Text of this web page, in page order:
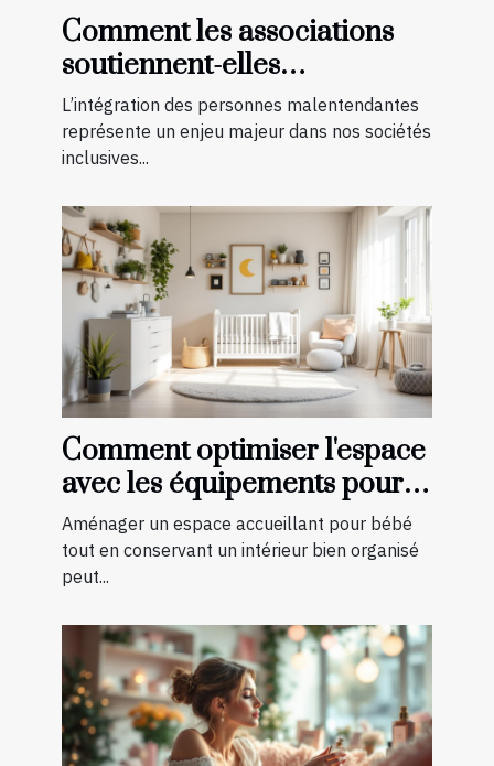
Comment les associations
soutiennent-elles
l'intégration des
malentendants ?
L’intégration des personnes malentendantes
représente un enjeu majeur dans nos sociétés
inclusives...
Comment optimiser l'espace
avec les équipements pour
bébé?
Aménager un espace accueillant pour bébé
tout en conservant un intérieur bien organisé
peut...